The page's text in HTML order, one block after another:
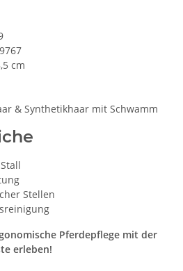
cm
& Synthetikhaar mit Schwamm
Stellen
Pferdepflege mit der
erleben!